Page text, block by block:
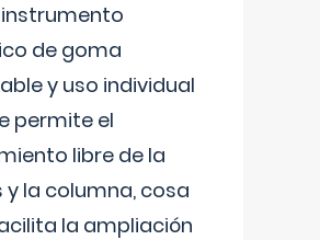
instrumento
de goma
y uso individual
permite el
libre de la
y la columna, cosa
la ampliación